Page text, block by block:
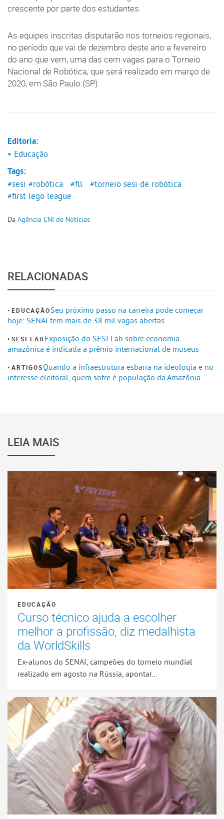
crescente por parte dos estudantes.
As equipes inscritas disputarão nos torneios regionais,
no período que vai de dezembro deste ano a fevereiro
do ano que vem, uma das cem vagas para o Torneio
Nacional de Robótica, que será realizado em março de
2020, em São Paulo (SP).
Editoria:
• Educação
Tags:
#sesi #robótica #fll
#torneio sesi de robótica
#first lego league
Da Agência CNI de Notícias
RELACIONADAS
EDUCAÇÃOSeu próximo passo na carreira pode começar
hoje: SENAI tem mais de 38 mil vagas abertas
SESI LAB Exposição do SESI Lab sobre economia
amazônica é indicada a prêmio internacional de museus
ARTIGOSQuando a infraestrutura esbarra na ideologia e no
interesse eleitoral, quem sofre é população da Amazônia
LEIA MAIS
EDUCAÇÃO
Curso técnico ajuda a escolher
melhor a profissão, diz medalhista
da WorldSkills
Ex-alunos do SENAI, campeões do torneio mundial
realizado em agosto na Rússia, apontar...